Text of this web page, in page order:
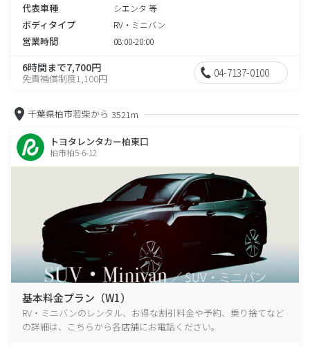
代表車種 シエンタ 等
ボディタイプ RV・ミニバン
営業時間 08:00-20:00
6時間まで7,700円
免責補償制度1,100円 04-7137-0100
千葉県柏市若柴から 3521m
トヨタレンタカー柏東口
柏市柏5-6-12
基本料金プラン（W1）
RV・ミニバンのレンタル、お得な割引料金や予約、乗り捨てなど
の詳細は、こちらから各店舗にお電話ください。